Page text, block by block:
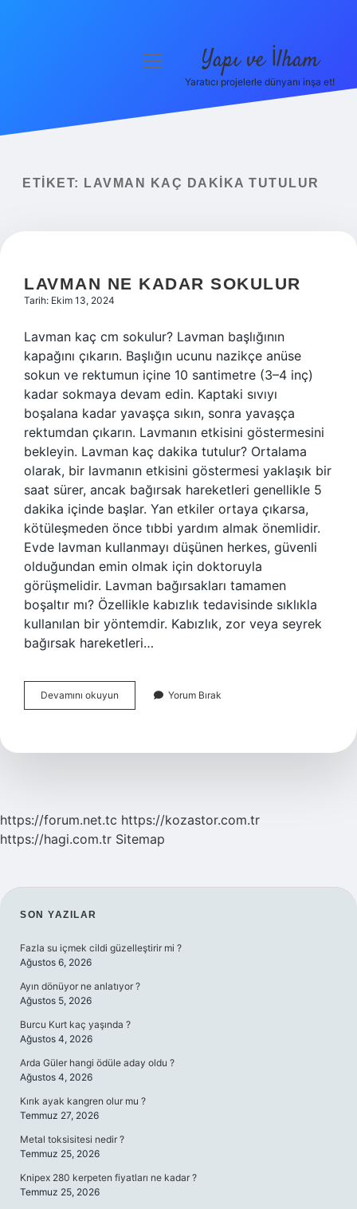
Yasal Uyarı
menüyü
Yapı ve İlham
Yaratıcı projelerle dünyanı inşa et!
ETIKET: LAVMAN KAÇ DAKIKA TUTULUR
LAVMAN NE KADAR SOKULUR
Tarih: Ekim 13, 2024
Lavman kaç cm sokulur? Lavman başlığının
kapağını çıkarın. Başlığın ucunu nazikçe anüse
sokun ve rektumun içine 10 santimetre (3–4 inç)
kadar sokmaya devam edin. Kaptaki sıvıyı
boşalana kadar yavaşça sıkın, sonra yavaşça
rektumdan çıkarın. Lavmanın etkisini göstermesini
bekleyin. Lavman kaç dakika tutulur? Ortalama
olarak, bir lavmanın etkisini göstermesi yaklaşık bir
saat sürer, ancak bağırsak hareketleri genellikle 5
dakika içinde başlar. Yan etkiler ortaya çıkarsa,
kötüleşmeden önce tıbbi yardım almak önemlidir.
Evde lavman kullanmayı düşünen herkes, güvenli
olduğundan emin olmak için doktoruyla
görüşmelidir. Lavman bağırsakları tamamen
boşaltır mı? Özellikle kabızlık tedavisinde sıklıkla
kullanılan bir yöntemdir. Kabızlık, zor veya seyrek
bağırsak hareketleri…
Devamını okuyun
Ne
Yorum Bırak
https://forum.net.tc https://kozastor.com.tr
https://hagi.com.tr Sitemap
SIDEBAR
SON YAZILAR
Fazla su içmek cildi güzelleştirir mi ?
Ağustos 6, 2026
Ayın dönüyor ne anlatıyor ?
Ağustos 5, 2026
Burcu Kurt kaç yaşında ?
Ağustos 4, 2026
Arda Güler hangi ödüle aday oldu ?
Ağustos 4, 2026
Kırık ayak kangren olur mu ?
Temmuz 27, 2026
Metal toksisitesi nedir ?
Temmuz 25, 2026
Knipex 280 kerpeten fiyatları ne kadar ?
Temmuz 25, 2026